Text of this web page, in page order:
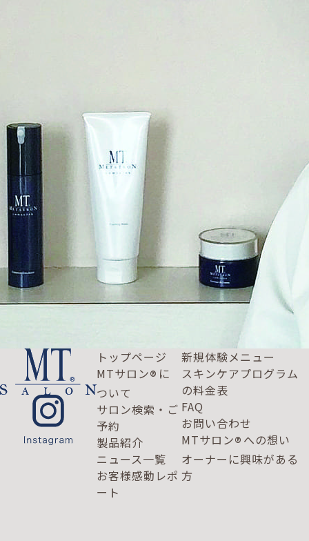
トップページ
MTサロン® に
ついて
サロン検索・ご
予約
製品紹介
ニュース一覧
お客様感動レポ
ート
新規体験メニュー
スキンケアプログラム
の料金表
FAQ
お問い合わせ
MTサロン® への想い
オーナーに興味がある
方